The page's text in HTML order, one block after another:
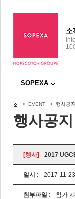
소
SOPEXA
> EVENT > 행사공지
행사공지
[행사] 2017
일시 : 2017-11-23
첨부파일 : 참가